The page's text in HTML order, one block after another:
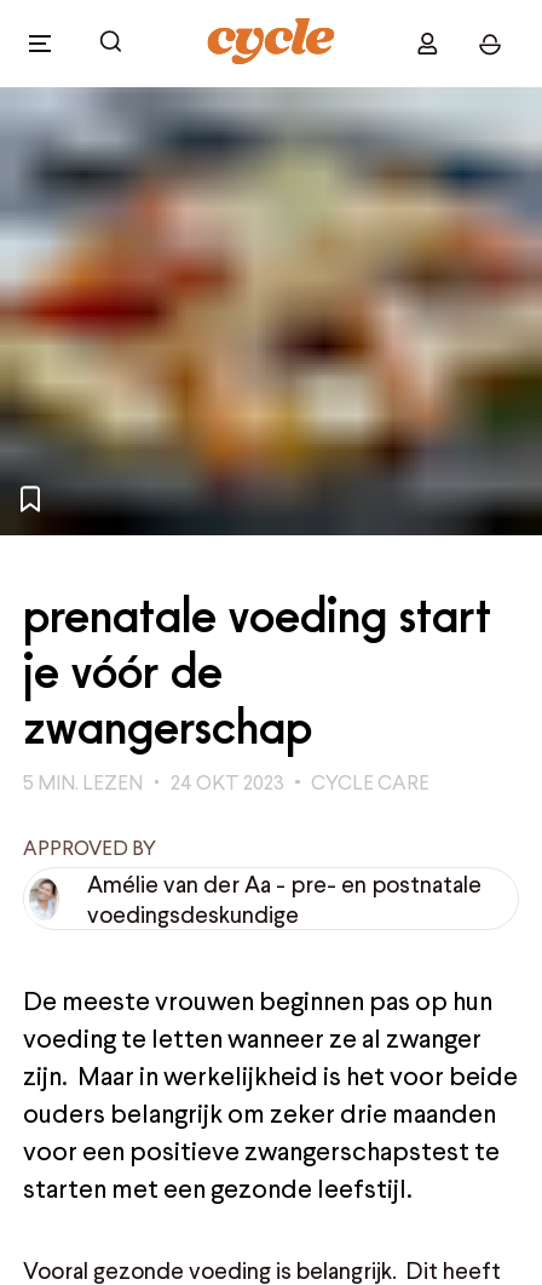
prenatale voeding start
je vóór de
zwangerschap
5 MIN. LEZEN 24 OKT 2023 CYCLE CARE
APPROVED BY
Amélie van der Aa - pre- en postnatale
voedingsdeskundige
De meeste vrouwen beginnen pas op hun
voeding te letten wanneer ze al zwanger
zijn. Maar in werkelijkheid is het voor beide
ouders belangrijk om zeker drie maanden
voor een positieve zwangerschapstest te
starten met een gezonde leefstijl.
Vooral gezonde voeding is belangrijk. Dit heeft